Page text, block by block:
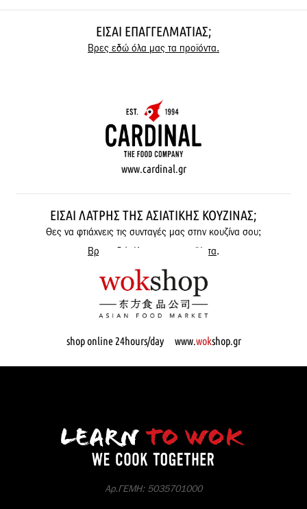
ΕΊΣΑΙ ΕΠΑΓΓΕΛΜΑΤΊΑΣ;
Βρες εδώ όλα μας τα προϊόντα.
www.cardinal.gr
ΕΊΣΑΙ ΛΆΤΡΗΣ ΤΗΣ ΑΣΙΑΤΙΚΉΣ ΚΟΥΖΊΝΑΣ;
Θες να φτιάχνεις τις συνταγές μας στην κουζίνα σου;
Βρες εδώ όλα μας τα προϊόντα.
shop online 24hours/day www.wokshop.gr
Αρ.ΓΕΜΗ: 5035701000